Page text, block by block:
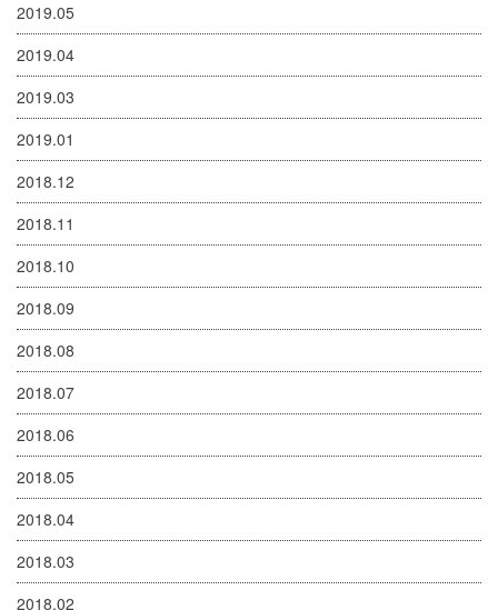
2019.05
2019.04
2019.03
2019.01
2018.12
2018.11
2018.10
2018.09
2018.08
2018.07
2018.06
2018.05
2018.04
2018.03
2018.02